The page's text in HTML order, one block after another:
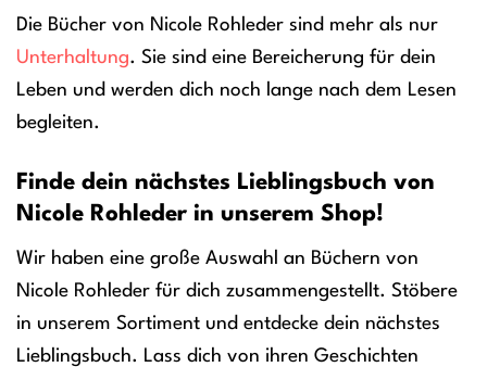
Die Bücher von Nicole Rohleder sind mehr als nur
Unterhaltung. Sie sind eine Bereicherung für dein
Leben und werden dich noch lange nach dem Lesen
begleiten.
Finde dein nächstes Lieblingsbuch von
Nicole Rohleder in unserem Shop!
Wir haben eine große Auswahl an Büchern von
Nicole Rohleder für dich zusammengestellt. Stöbere
in unserem Sortiment und entdecke dein nächstes
Lieblingsbuch. Lass dich von ihren Geschichten